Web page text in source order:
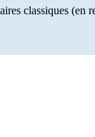
classiques (en